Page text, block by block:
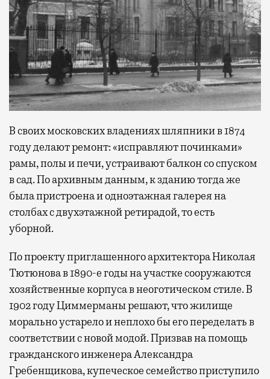
В своих московских владениях шляпники в 1874
году делают ремонт: «исправляют починками»
рамы, полы и печи, устраивают балкон со спуском
в сад. По архивным данным, к зданию тогда же
была пристроена и одноэтажная галерея на
столбах с двухэтажной ретирадой, то есть
уборной.
По проекту приглашенного архитектора Николая
Тютюнова в 1890-е годы на участке сооружаются
хозяйственные корпуса в неоготическом стиле. В
1902 году Циммерманы решают, что жилище
морально устарело и неплохо бы его переделать в
соответствии с новой модой. Призвав на помощь
гражданского инженера Александра
Гребенщикова, купеческое семейство приступило